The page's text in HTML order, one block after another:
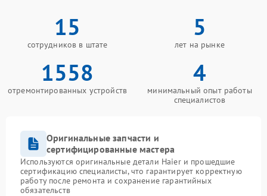
15
сотрудников в штате
5
лет на рынке
1558
отремонтированных устройств
4
минимальный опыт работы
специалистов
Оригинальные запчасти и
сертифицированные мастера
Используются оригинальные детали Haier и прошедшие
сертификацию специалисты, что гарантирует корректную
работу после ремонта и сохранение гарантийных
обязательств